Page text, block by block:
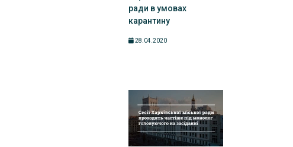
ради в умовах
карантину
28.04.2020